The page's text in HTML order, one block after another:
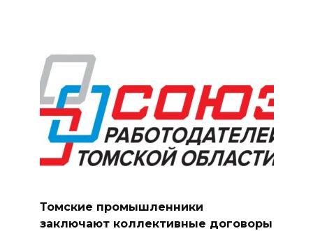
Томские промышленники
заключают коллективные договоры